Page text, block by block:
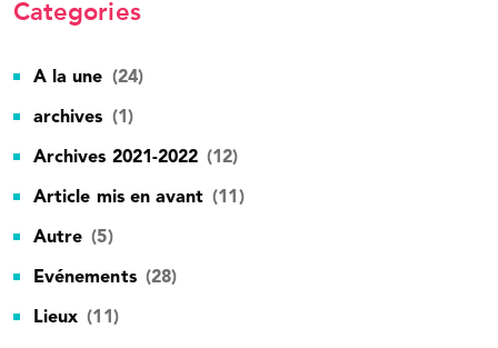
Categories
A la une (24)
archives (1)
Archives 2021-2022 (12)
Article mis en avant (11)
Autre (5)
Evénements (28)
Lieux (11)